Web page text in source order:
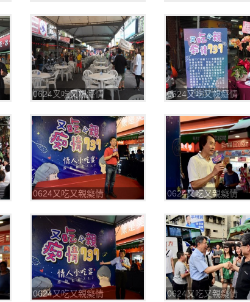
0624又吃又親癡情
0624又吃又親癡情
0624又吃又親癡情
0624又吃又親癡情
0624又吃又親癡情
0624又吃又親癡情